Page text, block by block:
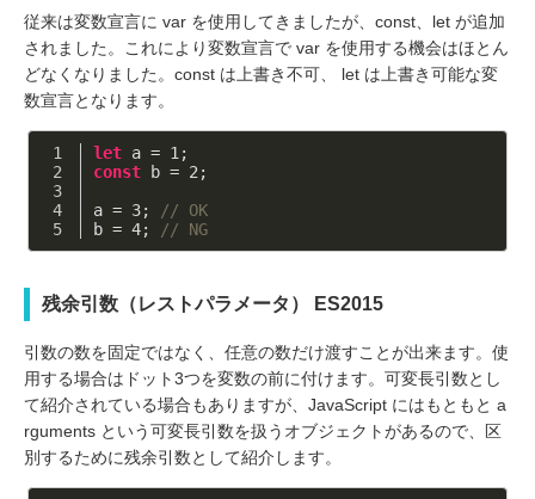
従来は変数宣言に var を使用してきましたが、const、let が追加
されました。これにより変数宣言で var を使用する機会はほとん
どなくなりました。const は上書き不可、 let は上書き可能な変
数宣言となります。
let a = 1 ;
const b = 2 ;
a = 3;
// OK
b = 4; // NG
残余引数（レストパラメータ） ES2015
引数の数を固定ではなく、任意の数だけ渡すことが出来ます。使
用する場合はドット3つを変数の前に付けます。可変長引数とし
て紹介されている場合もありますが、JavaScript にはもともと a
rguments という可変長引数を扱うオブジェクトがあるので、区
別するために残余引数として紹介します。